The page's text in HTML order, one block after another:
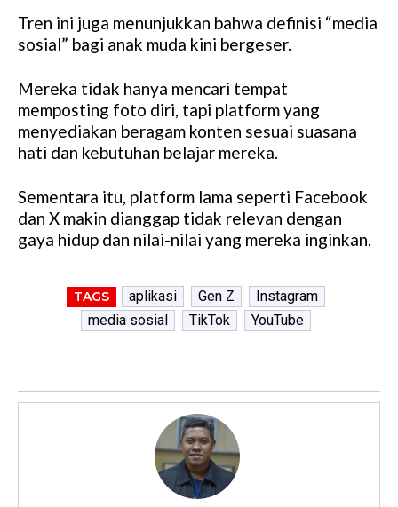
Tren ini juga menunjukkan bahwa definisi “media
sosial” bagi anak muda kini bergeser.
Mereka tidak hanya mencari tempat
memposting foto diri, tapi platform yang
menyediakan beragam konten sesuai suasana
hati dan kebutuhan belajar mereka.
Sementara itu, platform lama seperti Facebook
dan X makin dianggap tidak relevan dengan
gaya hidup dan nilai-nilai yang mereka inginkan.
TAGS aplikasi Gen Z
Instagram
media sosial
TikTok YouTube